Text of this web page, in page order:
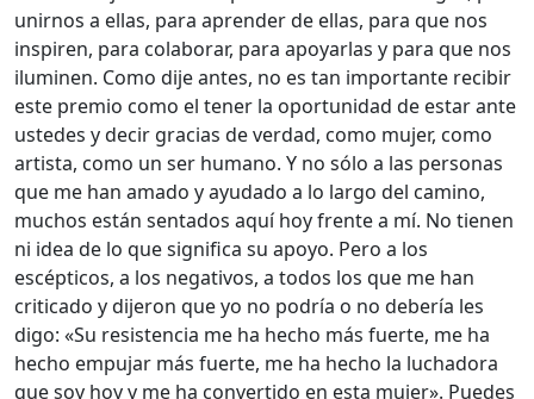
unirnos a ellas, para aprender de ellas, para que nos
inspiren, para colaborar, para apoyarlas y para que nos
iluminen. Como dije antes, no es tan importante recibir
este premio como el tener la oportunidad de estar ante
ustedes y decir gracias de verdad, como mujer, como
artista, como un ser humano. Y no sólo a las personas
que me han amado y ayudado a lo largo del camino,
muchos están sentados aquí hoy frente a mí. No tienen
ni idea de lo que significa su apoyo. Pero a los
escépticos, a los negativos, a todos los que me han
criticado y dijeron que yo no podría o no debería les
digo: «Su resistencia me ha hecho más fuerte, me ha
hecho empujar más fuerte, me ha hecho la luchadora
que soy hoy y me ha convertido en esta mujer». Puedes